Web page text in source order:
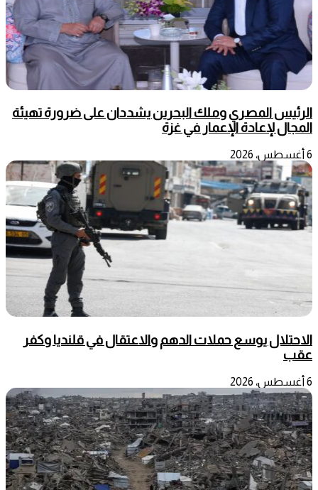
الرئيس المصري وملك البحرين يشددان على ضرورة تهيئة
المجال لإعادة الإعمار في غزة
6 أغسطس، 2026
الاحتلال يوسع حملات الدهم والاعتقال في قلنديا وكفر
عقب
6 أغسطس، 2026